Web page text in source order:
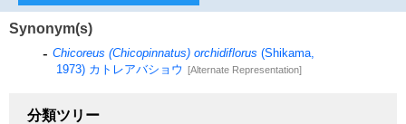
Synonym(s)
Chicoreus (Chicopinnatus) orchidiflorus (Shikama,
1973) カトレアバショウ [Alternate Representation]
分類ツリー